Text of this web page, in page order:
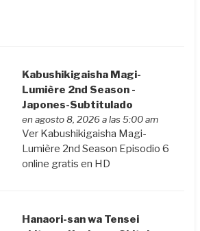
Kabushikigaisha Magi-
Lumière 2nd Season -
Japones-Subtitulado
en agosto 8, 2026 a las 5:00 am
Ver Kabushikigaisha Magi-
Lumière 2nd Season Episodio 6
online gratis en HD
Hanaori-san wa Tensei